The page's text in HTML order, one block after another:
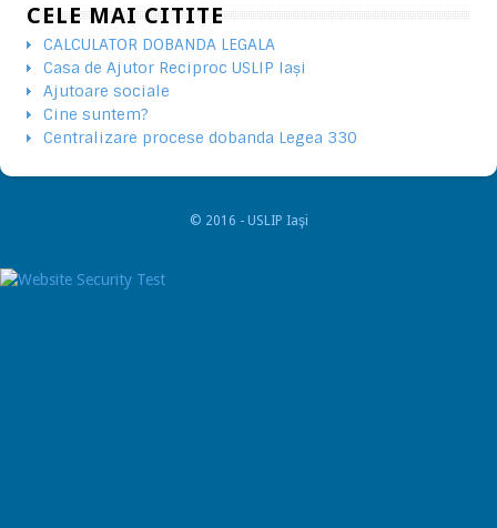
CELE MAI CITITE
CALCULATOR DOBANDA LEGALA
Casa de Ajutor Reciproc USLIP Iași
Ajutoare sociale
Cine suntem?
Centralizare procese dobanda Legea 330
© 2016 - USLIP Iaşi